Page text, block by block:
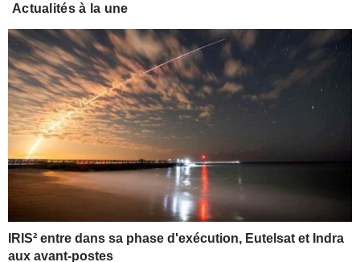
Actualités à la une
IRIS² entre dans sa phase d'exécution, Eutelsat et Indra
aux avant-postes